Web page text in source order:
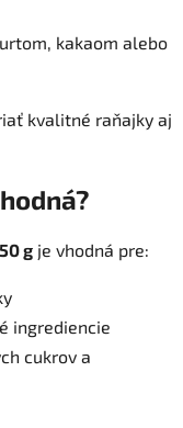
kakaom alebo
kvalitné raňajky aj
g je vhodná pre:
ingrediencie
cukrov a